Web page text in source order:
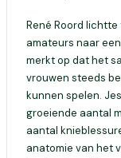
René Roord
amateurs naar
merkt op dat het
vrouwen steeds
kunnen spelen.
groeiende aantal
aantal
anatomie van het